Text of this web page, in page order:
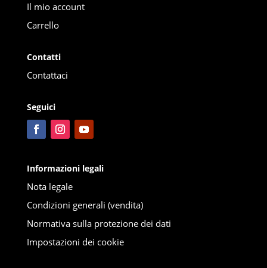
Il mio account
Carrello
Contatti
Contattaci
Seguici
Informazioni legali
Nota legale
Condizioni generali (vendita)
Normativa sulla protezione dei dati
Impostazioni dei cookie